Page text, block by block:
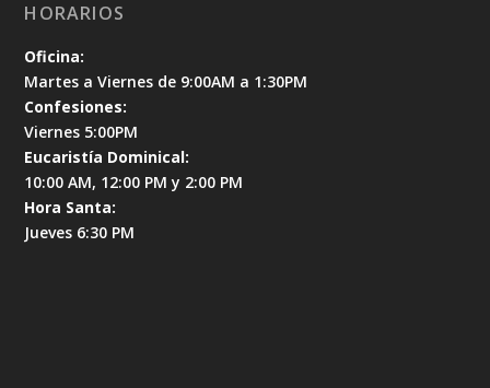
HORARIOS
Oficina:
Martes a Viernes de 9:00AM a 1:30PM
Confesiones:
Viernes 5:00PM
Eucaristía Dominical:
10:00 AM, 12:00 PM y 2:00 PM
Hora Santa:
Jueves 6:30 PM